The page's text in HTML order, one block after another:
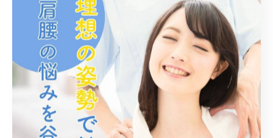
肩こり緩和に役立つ簡単セルフケ
ア術